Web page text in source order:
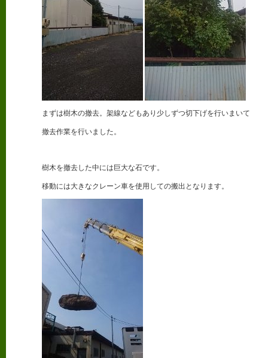
まずは樹木の撤去。架線などもあり少しずつ切下げを行いまいて
撤去作業を行いました。
樹木を撤去した中には巨大な石です。
移動には大きなクレーン車を使用しての搬出となります。